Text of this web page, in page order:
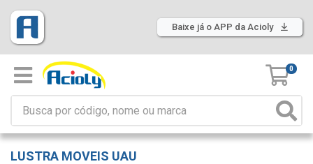
Baixe já o APP da Acioly
0
LUSTRA MOVEIS UAU